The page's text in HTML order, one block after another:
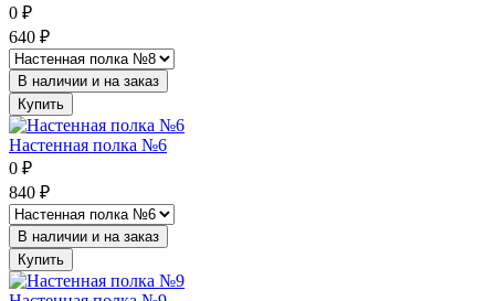
0 ₽
640 ₽
В наличии и на заказ
Купить
Настенная полка №6
0 ₽
840 ₽
В наличии и на заказ
Купить